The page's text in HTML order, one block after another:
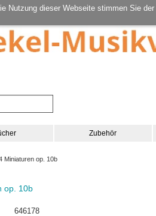
Nutzung dieser Webseite stimmen Sie
Zubehör
Miniaturen op. 10b
op. 10b
646178